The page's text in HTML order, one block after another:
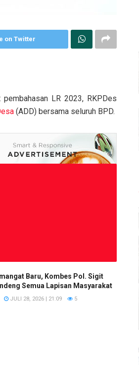
on Twitter
pembahasan LR 2023, RKPDes
(ADD) bersama seluruh BPD.
Baru, Kombes Pol. Sigit
Semua Lapisan Masyarakat
JULI 28, 2026 | 21:09 5